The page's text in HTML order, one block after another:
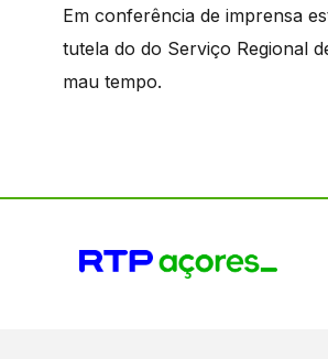
Em conferência de imprensa
tutela do do Serviço Regional
mau tempo.